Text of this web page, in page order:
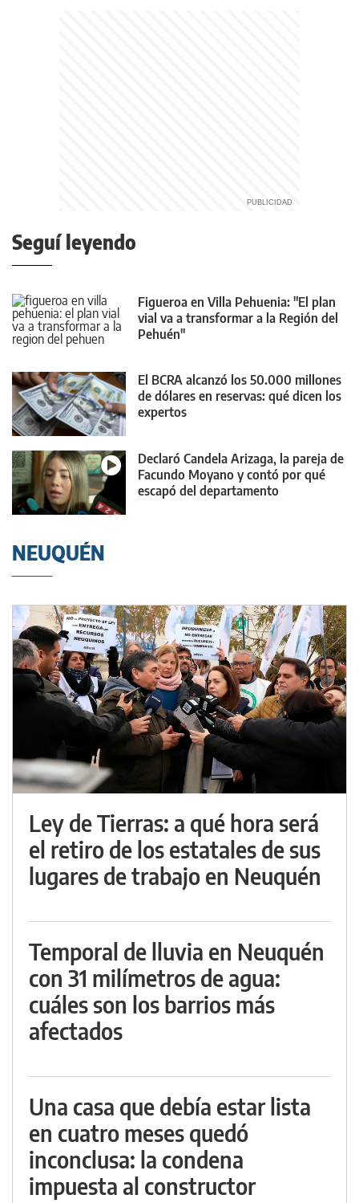
Seguí leyendo
Figueroa en Villa Pehuenia: "El plan
vial va a transformar a la Región del
Pehuén"
El BCRA alcanzó los 50.000 millones
de dólares en reservas: qué dicen los
expertos
Declaró Candela Arizaga, la pareja de
Facundo Moyano y contó por qué
escapó del departamento
NEUQUÉN
Ley de Tierras: a qué hora será
el retiro de los estatales de sus
lugares de trabajo en Neuquén
Temporal de lluvia en Neuquén
con 31 milímetros de agua:
cuáles son los barrios más
afectados
Una casa que debía estar lista
en cuatro meses quedó
inconclusa: la condena
impuesta al constructor